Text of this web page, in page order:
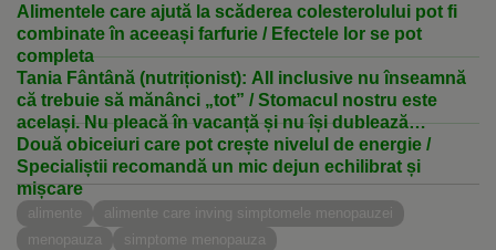
Alimentele care ajută la scăderea colesterolului pot fi
combinate în aceeași farfurie / Efectele lor se pot
completa
Tania Fântână (nutriționist): All inclusive nu înseamnă
că trebuie să mănânci „tot” / Stomacul nostru este
același. Nu pleacă în vacanță și nu își dublează
capacitatea doar pentru că hotelul are un bufet
impresionant
Două obiceiuri care pot crește nivelul de energie /
Specialiștii recomandă un mic dejun echilibrat și
mișcare
alimente
alimente care inving simptomele menopauzei
menopauza
simptome menopauza